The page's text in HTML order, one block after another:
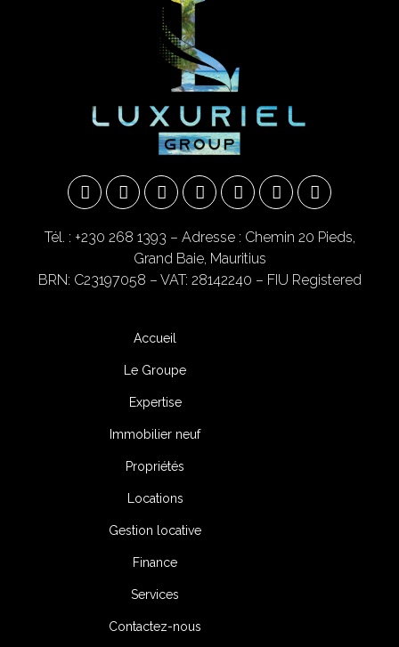
Tél. : +230 268 1393 – Adresse : Chemin 20 Pieds,
Grand Baie, Mauritius
BRN: C23197058 – VAT: 28142240 – FIU Registered
Accueil
Le Groupe
Expertise
Immobilier neuf
Propriétés
Locations
Gestion locative
Finance
Services
Contactez-nous